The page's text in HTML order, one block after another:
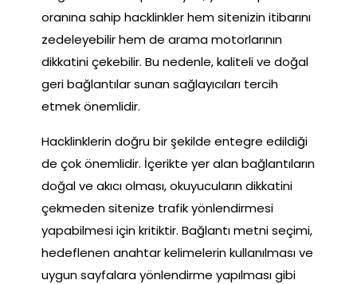
oranına sahip hacklinkler hem sitenizin itibarını
zedeleyebilir hem de arama motorlarının
dikkatini çekebilir. Bu nedenle, kaliteli ve doğal
geri bağlantılar sunan sağlayıcıları tercih
etmek önemlidir.
Hacklinklerin doğru bir şekilde entegre edildiği
de çok önemlidir. İçerikte yer alan bağlantıların
doğal ve akıcı olması, okuyucuların dikkatini
çekmeden sitenize trafik yönlendirmesi
yapabilmesi için kritiktir. Bağlantı metni seçimi,
hedeflenen anahtar kelimelerin kullanılması ve
uygun sayfalara yönlendirme yapılması gibi